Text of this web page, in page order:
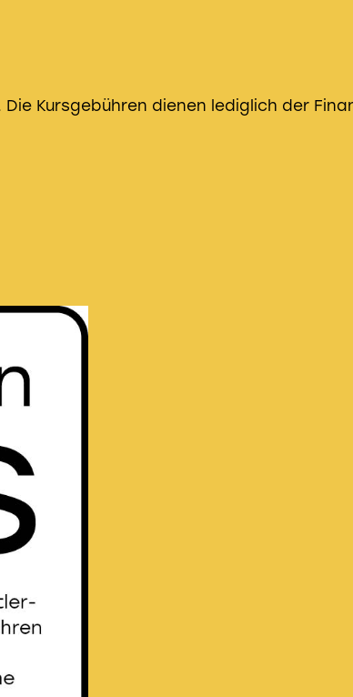
Kursgebühren dienen lediglich der